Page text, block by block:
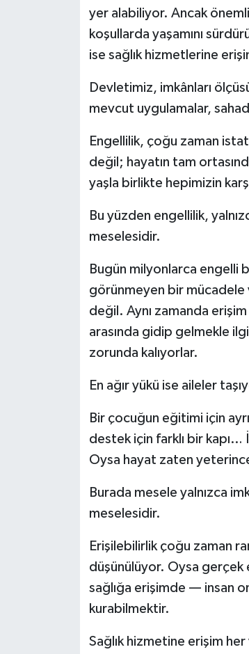
yer alabiliyor. Ancak önemli
koşullarda yaşamını
ise sağlık hizmetlerine
Devletimiz, imkânları
mevcut uygulamalar,
Engellilik, çoğu zaman
değil; hayatın tam
yaşla birlikte hepimizin
Bu yüzden engellilik,
meselesidir.
Bugün milyonlarca engelli
görünmeyen bir mücadele
değil. Aynı zamanda
arasında gidip gelmekle
zorunda kalıyorlar.
En ağır yükü ise aileler
Bir çocuğun eğitimi için
destek için farklı bir kapı…
Oysa hayat zaten
Burada mesele yalnızca
meselesidir.
Erişilebilirlik çoğu zaman
düşünülüyor. Oysa gerçek
sağlığa erişimde — insan
kurabilmektir.
Sağlık hizmetine erişim